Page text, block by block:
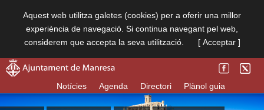
Aquest web utilitza galetes (cookies) per a oferir una millor
experiència de navegació. Si continua navegant pel web,
considerem que accepta la seva utilització.
[ Acceptar ]
Notícies Agenda Directori Plànol guia